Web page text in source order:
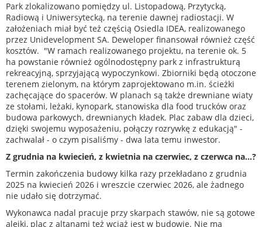
Park zlokalizowano pomiędzy ul. Listopadową, Przytycką,
Radiową i Uniwersytecką, na terenie dawnej radiostacji. W
założeniach miał być też częścią Osiedla IDEA, realizowanego
przez Unidevelopment SA. Deweloper finansował również część
kosztów. "W ramach realizowanego projektu, na terenie ok. 5
ha powstanie również ogólnodostępny park z infrastrukturą
rekreacyjną, sprzyjającą wypoczynkowi. Zbiorniki będą otoczone
terenem zielonym, na którym zaprojektowano m.in. ścieżki
zachęcające do spacerów. W planach są także drewniane wiaty
ze stołami, leżaki, kynopark, stanowiska dla food trucków oraz
budowa parkowych, drewnianych kładek. Plac zabaw dla dzieci,
dzięki swojemu wyposażeniu, połączy rozrywkę z edukacją" -
zachwalał - o czym pisaliśmy - dwa lata temu inwestor.
Z grudnia na kwiecień, z kwietnia na czerwiec, z czerwca na...?
Termin zakończenia budowy kilka razy przekładano z grudnia
2025 na kwiecień 2026 i wreszcie czerwiec 2026, ale żadnego
nie udało się dotrzymać.
Wykonawca nadal pracuje przy skarpach stawów, nie są gotowe
alejki, plac z altanami też wciąż jest w budowie. Nie ma